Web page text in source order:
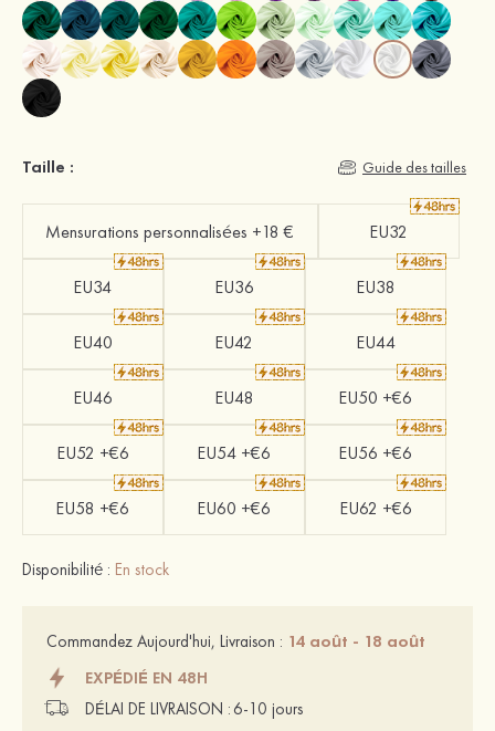
Taille : Guide des tailles
Mensurations personnalisées +18 € EU32
EU34 EU36 EU38
EU40 EU42 EU44
EU46 EU48 EU50 +€6
EU52 +€6 EU54 +€6 EU56 +€6
EU58 +€6 EU60 +€6 EU62 +€6
Disponibilité : En stock
Commandez Aujourd'hui, Livraison : 14 août - 18 août
EXPÉDIÉ EN 48H
DÉLAI DE LIVRAISON : 6-10 jours